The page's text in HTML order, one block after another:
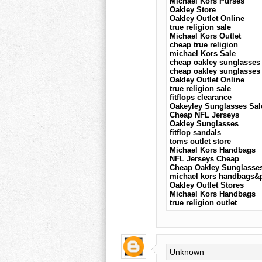
Oakley Store
Oakley Outlet Online
true religion sale
Michael Kors Outlet
cheap true religion
michael Kors Sale
cheap oakley sunglasses
cheap oakley sunglasses
Oakley Outlet Online
true religion sale
fitflops clearance
Oakeyley Sunglasses
Cheap NFL Jerseys
Oakley Sunglasses
fitflop sandals
toms outlet store
Michael Kors Handbags
NFL Jerseys Cheap
Cheap Oakley
michael kors
Oakley Outlet Stores
Michael Kors Handbags
true religion outlet
Unknown